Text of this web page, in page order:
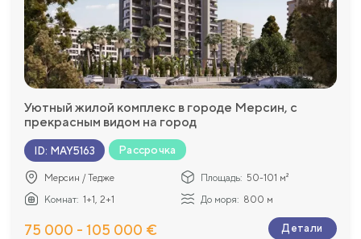
Уютный жилой комплекс в городе Мерсин, c
прекрасным видом на город
ID: MAY5163 Рассрочка
Мерсин / Тедже Площадь: 50-101 м²
Комнат: 1+1, 2+1 До моря: 800 м
75 000 - 105 000 € Детали